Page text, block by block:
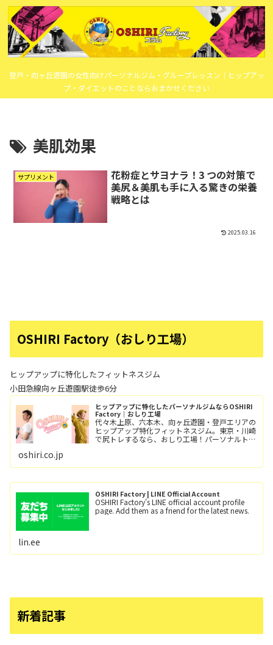
登戸・向ヶ丘遊園の女性向けパーソナルジム・グループレッスン｜ヒップアッ
プ・ダイエットのことならおまかせください
美肌効果
サプリメント
花粉症とサヨナラ！3 つの対策で
美尻＆美肌も手に入る驚きの栄養
戦略とは
2025.03.16
OSHIRI Factory（おしり工場）
ヒップアップに特化したフィットネスジム
小田急線向ヶ丘遊園駅徒歩6分
ヒップアップに特化したパーソナルジムならOSHIRI
Factory｜おしり工場
代々木上原、六本木、向ヶ丘遊園・登戸エリアの
ヒップアップ特化フィットネスジム。東京・川崎
で尻トレするなら、おしり工場！パーソナルトレ
oshiri.co.jp
OSHIRI Factory | LINE Official Account
OSHIRI Factory's LINE official account profile
page. Add them as a friend for the latest news.
lin.ee
新着記事